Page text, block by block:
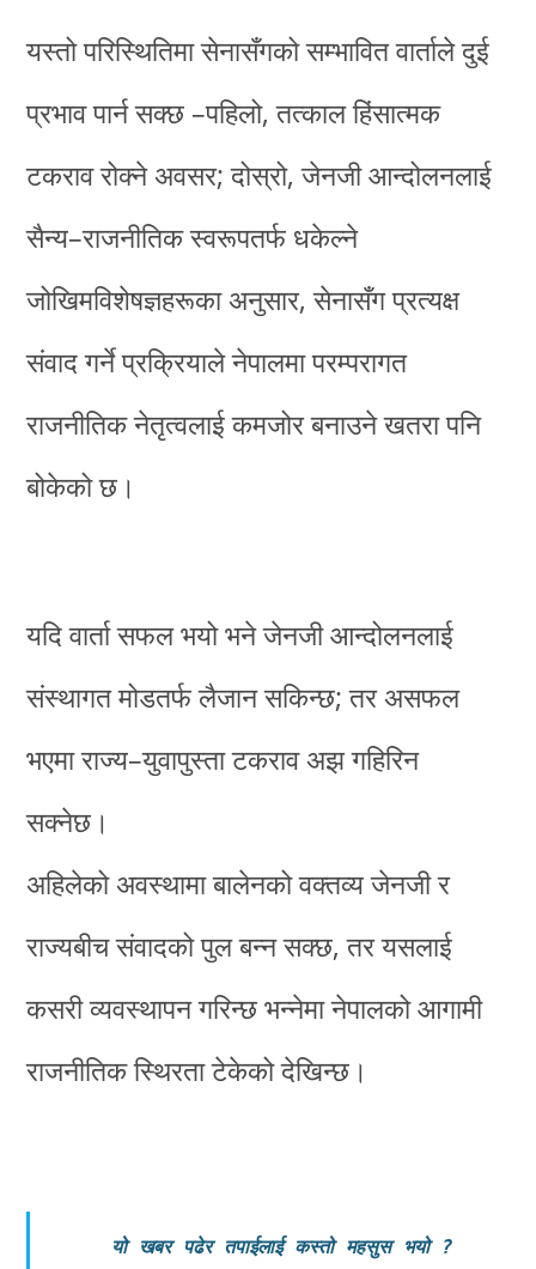
यस्तो परिस्थितिमा सेनासँगको सम्भावित वार्ताले दुई
प्रभाव पार्न सक्छ –पहिलो, तत्काल हिंसात्मक
टकराव रोक्ने अवसर; दोस्रो, जेनजी आन्दोलनलाई
सैन्य–राजनीतिक स्वरूपतर्फ धकेल्ने
जोखिमविशेषज्ञहरूका अनुसार, सेनासँग प्रत्यक्ष
संवाद गर्ने प्रक्रियाले नेपालमा परम्परागत
राजनीतिक नेतृत्वलाई कमजोर बनाउने खतरा पनि
बोकेको छ।
यदि वार्ता सफल भयो भने जेनजी आन्दोलनलाई
संस्थागत मोडतर्फ लैजान सकिन्छ; तर असफल
भएमा राज्य–युवापुस्ता टकराव अझ गहिरिन
सक्नेछ।
अहिलेको अवस्थामा बालेनको वक्तव्य जेनजी र
राज्यबीच संवादको पुल बन्न सक्छ, तर यसलाई
कसरी व्यवस्थापन गरिन्छ भन्नेमा नेपालको आगामी
राजनीतिक स्थिरता टेकेको देखिन्छ।
यो खबर पढेर तपाईलाई कस्तो महसुस भयो?